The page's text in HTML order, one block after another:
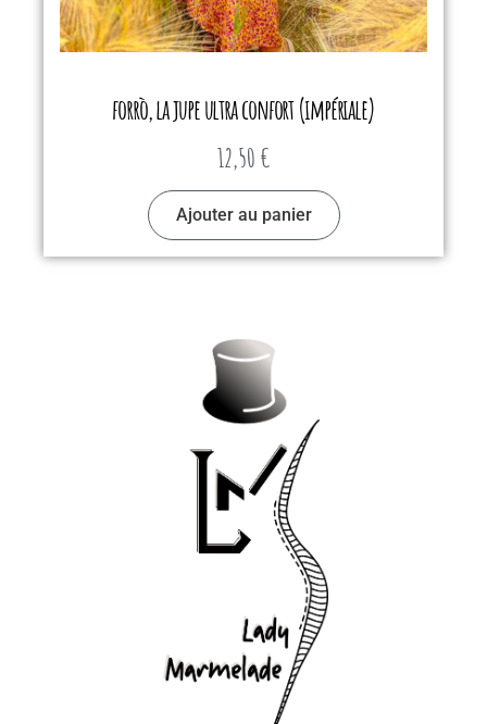
forrò, la jupe ultra confort (impériale)
12,50 €
Ajouter au panier